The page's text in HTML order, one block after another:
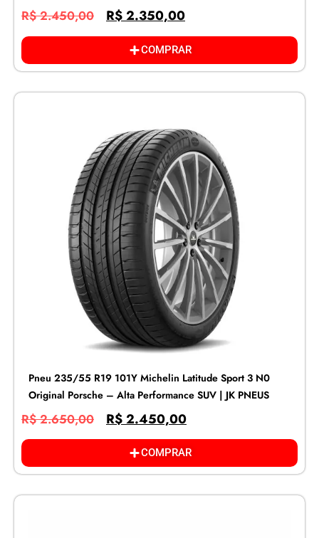
R$2.450,00 R$2.350,00
COMPRAR
Pneu 235/55 R19 101Y Michelin Latitude Sport 3 N0
Original Porsche – Alta Performance SUV | JK PNEUS
R$2.650,00 R$2.450,00
COMPRAR